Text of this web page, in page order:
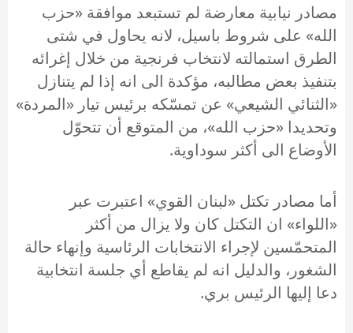
مصادر نيابية معارضة لم تستبعد موافقة «حزب
الله» على شروط باسيل، لانه يحاول في شتى
الطرق استمالته لانتخاب فرنجية من خلال إغرائه
بتنفيذ بعض مطالبه، مؤكدة الى انه إذا لم يتنازل
«الثنائي الشيعي» عن تمسّكه برئيس تيار «المردة»
وتحديدا «حزب الله»، من المتوقع أن تتحوّل
الأوضاع الى أكثر سوداوية.
أما مصادر تكتل «لبنان القوي» اعتبرت عبر
«اللواء» ان التكتل كان ولا يزال من أكثر
المتحمّسين لإجراء الانتخابات الرئاسية وإنهاء حالة
الشغور، والدليل انه لم يقاطع أي جلسة انتخابية
دعا إليها الرئيس بري.